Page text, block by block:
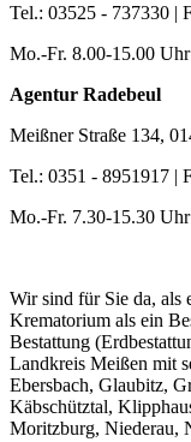
Tel.: 03525 - 737330 |
Mo.-Fr. 8.00-15.00 Uhr
Agentur Radebeul
Meißner Straße 134,
Tel.: 0351 - 8951917 |
Mo.-Fr. 7.30-15.30 Uhr
Wir sind für Sie da, als
Krematorium als ein
Bestattung
Landkreis Meißen mit
Ebersbach, Glaubitz,
Käbschütztal,
Moritzburg, Niederau,